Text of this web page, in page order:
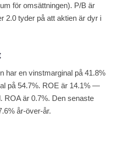
för omsättningen). P/B är
2.0 tyder på att aktien är dyr i
har en vinstmarginal på 41.8%
på 54.7%. ROE är 14.1% —
ROA är 0.7%. Den senaste
år-över-år.